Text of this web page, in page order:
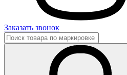
Заказать звонок